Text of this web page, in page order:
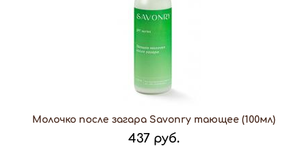
Молочко после загара Savonry тающее (100мл)
437 руб.